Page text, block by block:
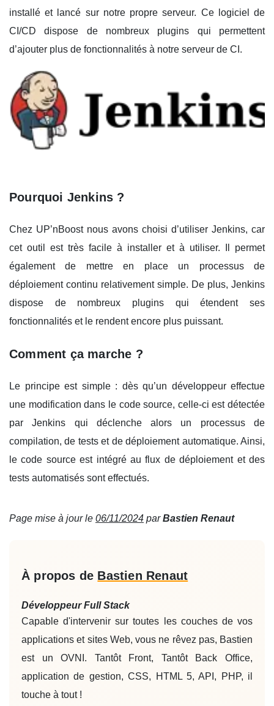
installé et lancé sur notre propre serveur. Ce logiciel de
CI/CD dispose de nombreux plugins qui permettent
d’ajouter plus de fonctionnalités à notre serveur de CI.
Pourquoi Jenkins ?
Chez UP’nBoost nous avons choisi d’utiliser Jenkins, car
cet outil est très facile à installer et à utiliser. Il permet
également de mettre en place un processus de
déploiement continu relativement simple. De plus, Jenkins
dispose de nombreux plugins qui étendent ses
fonctionnalités et le rendent encore plus puissant.
Comment ça marche ?
Le principe est simple : dès qu’un développeur effectue
une modification dans le code source, celle-ci est détectée
par Jenkins qui déclenche alors un processus de
compilation, de tests et de déploiement automatique. Ainsi,
le code source est intégré au flux de déploiement et des
tests automatisés sont effectués.
Page mise à jour le 06/11/2024 parBastien Renaut
À propos de Bastien Renaut
Développeur Full Stack
Capable d'intervenir sur toutes les couches de vos
applications et sites Web, vous ne rêvez pas, Bastien
est un OVNI. Tantôt Front, Tantôt Back Office,
application de gestion, CSS, HTML 5, API, PHP, il
touche à tout !